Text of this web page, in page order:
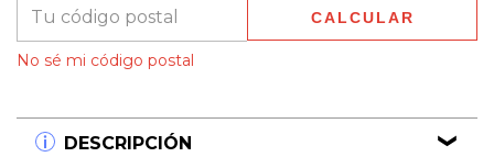
Entregas para el CP: CAMBIAR CP
CALCULAR
No sé mi código postal
DESCRIPCIÓN